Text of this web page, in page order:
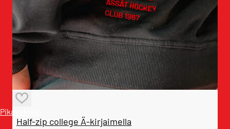
Pikakatselu
Half-zip college Ä-kirjaimella